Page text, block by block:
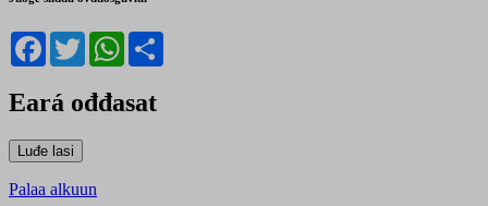
Facebook
TwitterWhatsApp
Eará ođđasat
Palaa alkuun